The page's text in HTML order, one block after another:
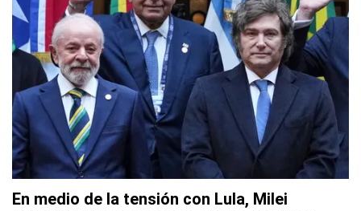
En medio de la tensión con Lula, Milei